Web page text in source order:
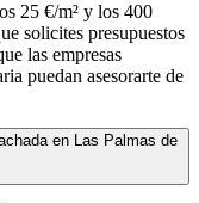
25 €/m² y los 400
solicites presupuestos
las empresas
puedan asesorarte de
en Las Palmas de